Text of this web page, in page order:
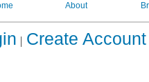
About
Create Account